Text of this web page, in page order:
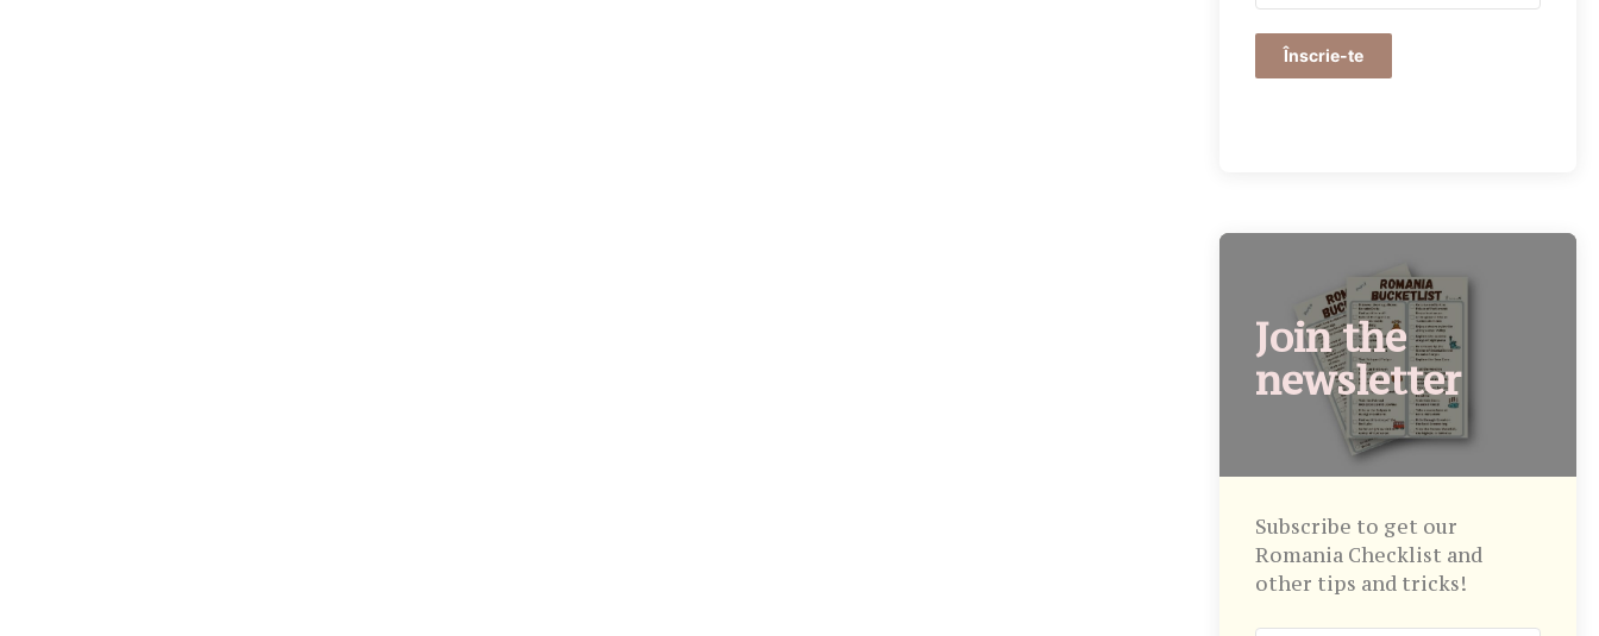
Înscrie-te
Join the
newsletter
Subscribe to get our
Romania Checklist and
other tips and tricks!